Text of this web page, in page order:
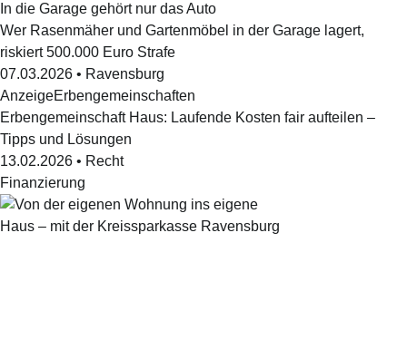
In die Garage gehört nur das Auto
Wer Rasenmäher und Gartenmöbel in der Garage lagert,
riskiert 500.000 Euro Strafe
07.03.2026 • Ravensburg
AnzeigeErbengemeinschaften
Erbengemeinschaft Haus: Laufende Kosten fair aufteilen –
Tipps und Lösungen
13.02.2026 • Recht
Finanzierung